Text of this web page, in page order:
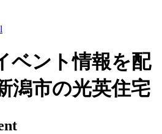
ベント情報を配
潟市の光英住宅